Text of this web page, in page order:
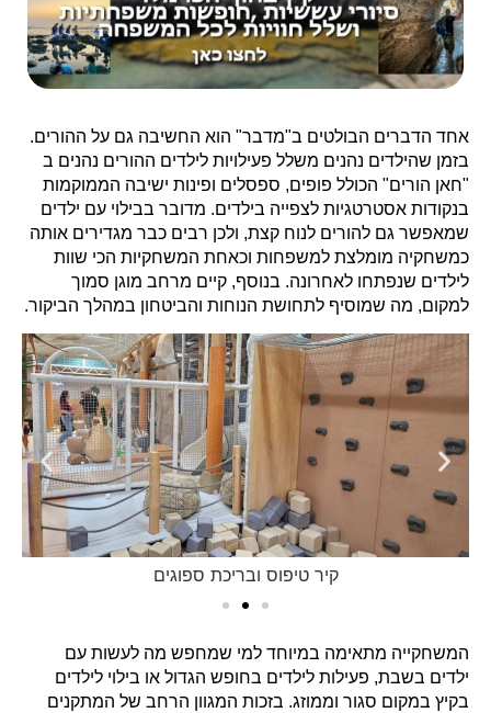
אחד הדברים הבולטים ב"מדבר" הוא החשיבה גם על ההורים.
בזמן שהילדים נהנים משלל פעילויות לילדים ההורים נהנים ב
"חאן הורים" הכולל פופים, ספסלים ופינות ישיבה הממוקמות
בנקודות אסטרטגיות לצפייה בילדים. מדובר בבילוי עם ילדים
שמאפשר גם להורים לנוח קצת, ולכן רבים כבר מגדירים אותה
כמשחקיה מומלצת למשפחות וכאחת המשחקיות הכי שוות
לילדים שנפתחו לאחרונה. בנוסף, קיים מרחב מוגן סמוך
למקום, מה שמוסיף לתחושת הנוחות והביטחון במהלך הביקור.
קיר טיפוס ובריכת ספוגים
המשחקייה מתאימה במיוחד למי שמחפש מה לעשות עם
ילדים בשבת, פעילות לילדים בחופש הגדול או בילוי לילדים
בקיץ במקום סגור וממוזג. בזכות המגוון הרחב של המתקנים